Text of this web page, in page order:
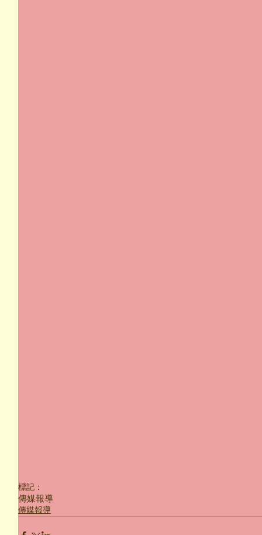
標記：
傳媒報導
傳媒報導